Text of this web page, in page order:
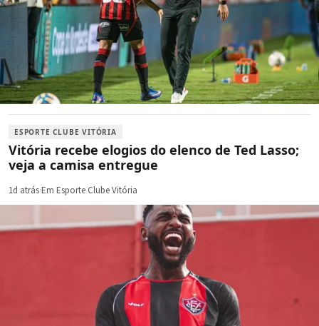
ESPORTE CLUBE VITÓRIA
Vitória recebe elogios do elenco de Ted Lasso;
veja a camisa entregue
1d atrás·Em Esporte Clube Vitória